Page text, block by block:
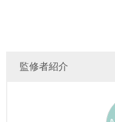
監修者紹介